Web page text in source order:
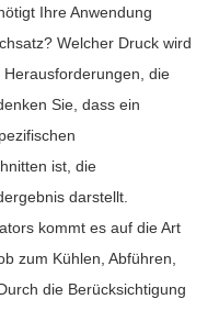
Ihre Anwendung
Welcher Druck wird
die
Sie, dass ein
ist, die
darstellt.
kommt es auf die Art
zum Kühlen, Abführen,
die Berücksichtigung